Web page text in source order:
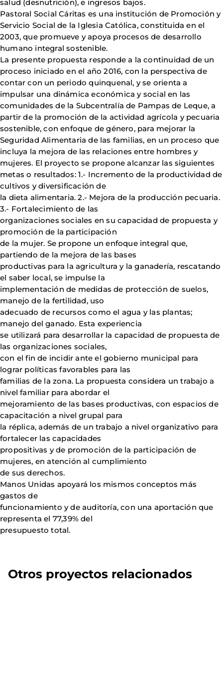
salud (desnutrición), e ingresos bajos.
Pastoral Social Cáritas es una institución de Promoción y
Servicio Social de la Iglesia Católica, constituida en el
2003, que promueve y apoya procesos de desarrollo
humano integral sostenible.
La presente propuesta responde a la continuidad de un
proceso iniciado en el año 2016, con la perspectiva de
contar con un periodo quinquenal, y se orienta a
impulsar una dinámica económica y social en las
comunidades de la Subcentralía de Pampas de Leque, a
partir de la promoción de la actividad agrícola y pecuaria
sostenible, con enfoque de género, para mejorar la
Seguridad Alimentaria de las familias, en un proceso que
incluya la mejora de las relaciones entre hombres y
mujeres. El proyecto se propone alcanzar las siguientes
metas o resultados: 1.- Incremento de la productividad de
cultivos y diversificación de
la dieta alimentaria. 2.- Mejora de la producción pecuaria.
3.- Fortalecimiento de las
organizaciones sociales en su capacidad de propuesta y
promoción de la participación
de la mujer. Se propone un enfoque integral que,
partiendo de la mejora de las bases
productivas para la agricultura y la ganadería, rescatando
el saber local, se impulse la
implementación de medidas de protección de suelos,
manejo de la fertilidad, uso
adecuado de recursos como el agua y las plantas;
manejo del ganado. Esta experiencia
se utilizará para desarrollar la capacidad de propuesta de
las organizaciones sociales,
con el fin de incidir ante el gobierno municipal para
lograr políticas favorables para las
familias de la zona. La propuesta considera un trabajo a
nivel familiar para abordar el
mejoramiento de las bases productivas, con espacios de
capacitación a nivel grupal para
la réplica, además de un trabajo a nivel organizativo para
fortalecer las capacidades
propositivas y de promoción de la participación de
mujeres, en atención al cumplimiento
de sus derechos.
Manos Unidas apoyará los mismos conceptos más
gastos de
funcionamiento y de auditoría, con una aportación que
representa el 77,39% del
presupuesto total.
Otros proyectos relacionados